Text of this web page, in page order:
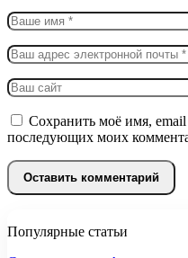
Сохранить моё имя, email
последующих моих
Популярные статьи